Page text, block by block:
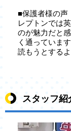
■保護者様の声
レプトンでは
のが魅力だと
く通っていま
読もうとする
スタッフ紹